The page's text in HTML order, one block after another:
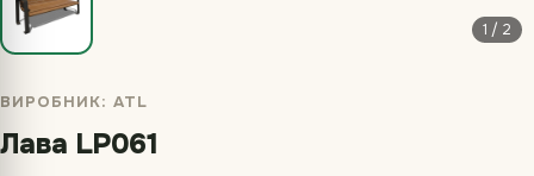
1 / 2
ВИРОБНИК: ATL
Лава LP061